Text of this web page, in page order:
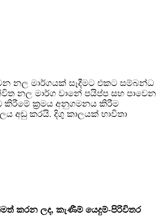
නල මාර්ගයක් සෑදීමට එකට සම්බන්ධ
නල මාර්ග වානේ පයිප්ප සහ පාවෙන
කිරීමේ ක්‍රමය අනුගමනය කිරීම
අඩු කරයි. දිගු කාලයක් භාවිතා
කරන ලද, කැණීම් යෙදුම්-පිරිවිතර